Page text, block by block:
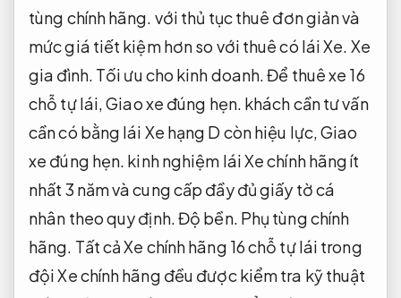
tùng chính hãng. với thủ tục thuê đơn giản và
mức giá tiết kiệm hơn so với thuê có lái Xe. Xe
gia đình. Tối ưu cho kinh doanh. Để thuê xe 16
chỗ tự lái,Giao xe đúng hẹn. khách cần tư vấn
cần có bằng lái Xe hạng D còn hiệu lực, Giao
xe đúng hẹn. kinh nghiệm lái Xe chính hãng ít
nhất 3 năm và cung cấp đầy đủ giấy tờ cá
nhân theo quy định. Độ bền. Phụ tùng chính
hãng. Tất cả Xe chính hãng 16 chỗ tự lái trong
đội Xe chính hãng đều được kiểm tra kỹ thuật